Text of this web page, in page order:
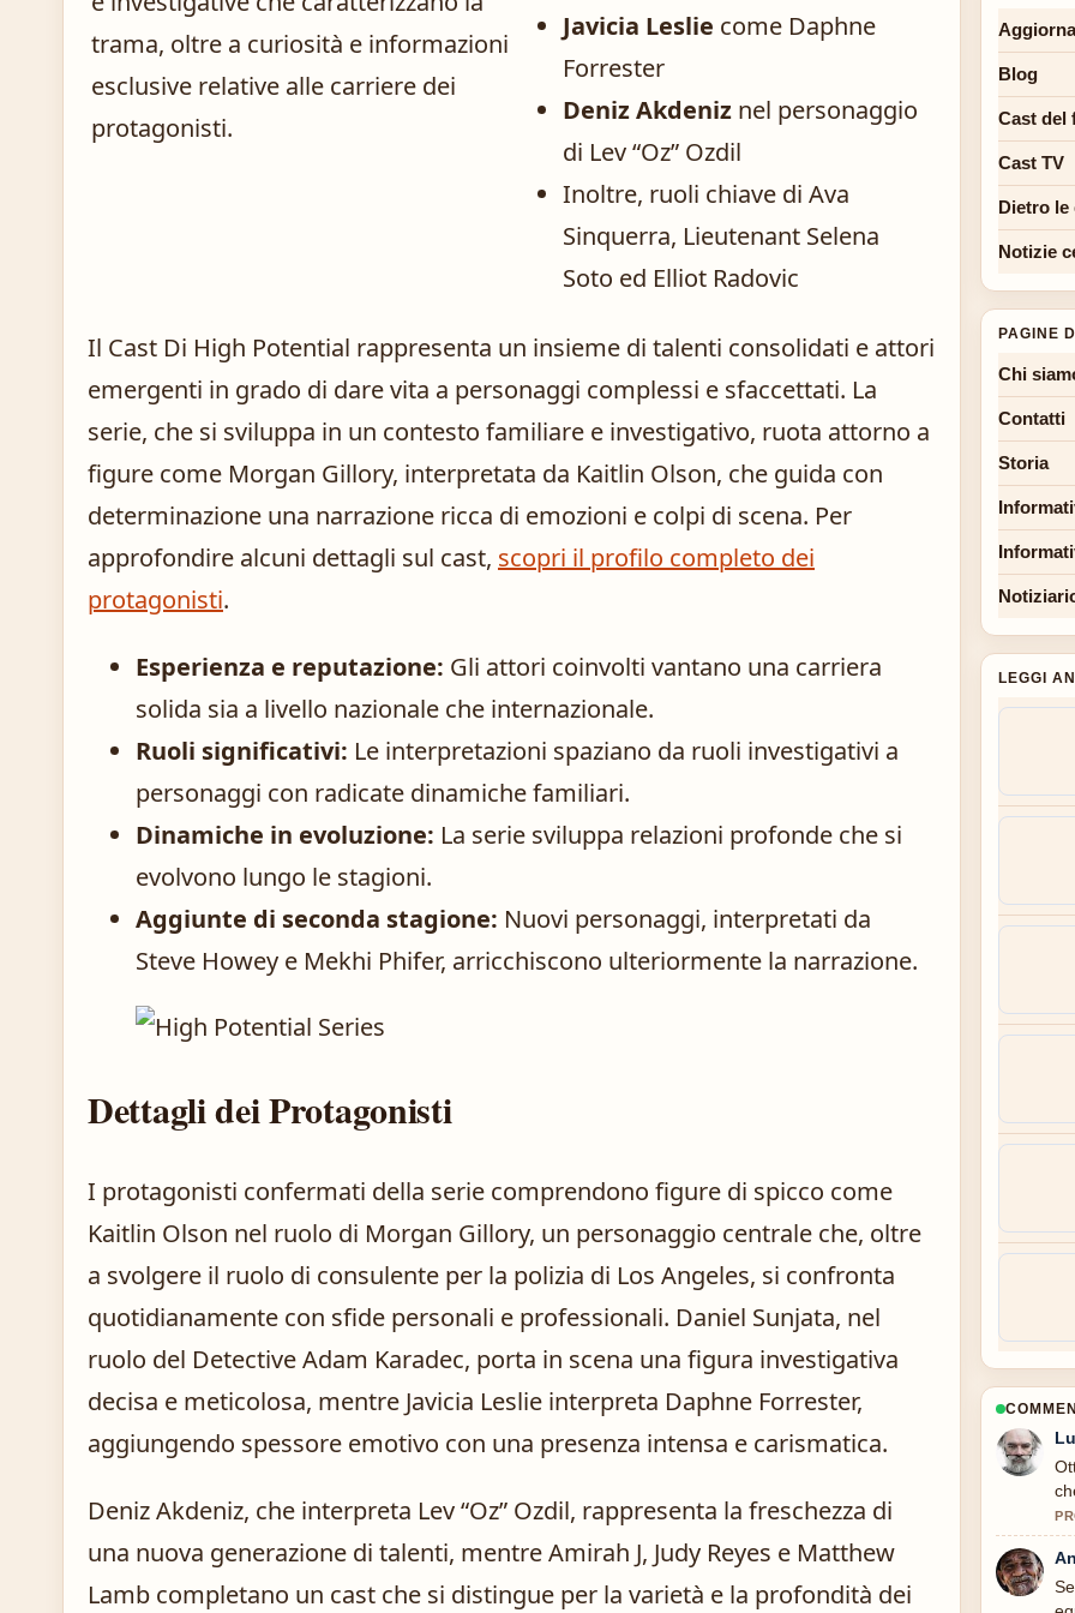
trama, oltre a curiosità e informazioni
esclusive relative alle carriere dei
protagonisti.
Javicia Leslie come Daphne
Forrester
Deniz Akdeniz nel personaggio
di Lev “Oz” Ozdil
Inoltre, ruoli chiave di Ava
Sinquerra, Lieutenant Selena
Soto ed Elliot Radovic
Il Cast Di High Potential rappresenta un insieme di talenti consolidati e attori
emergenti in grado di dare vita a personaggi complessi e sfaccettati. La
serie, che si sviluppa in un contesto familiare e investigativo, ruota attorno a
figure come Morgan Gillory, interpretata da Kaitlin Olson, che guida con
determinazione una narrazione ricca di emozioni e colpi di scena. Per
approfondire alcuni dettagli sul cast, scopri il profilo completo dei
protagonisti.
Esperienza e reputazione: Gli attori coinvolti vantano una carriera
solida sia a livello nazionale che internazionale.
Ruoli significativi: Le interpretazioni spaziano da ruoli investigativi a
personaggi con radicate dinamiche familiari.
Dinamiche in evoluzione: La serie sviluppa relazioni profonde che si
evolvono lungo le stagioni.
Aggiunte di seconda stagione: Nuovi personaggi, interpretati da
Steve Howey e Mekhi Phifer, arricchiscono ulteriormente la narrazione.
Dettagli dei Protagonisti
I protagonisti confermati della serie comprendono figure di spicco come
Kaitlin Olson nel ruolo di Morgan Gillory, un personaggio centrale che, oltre
a svolgere il ruolo di consulente per la polizia di Los Angeles, si confronta
quotidianamente con sfide personali e professionali. Daniel Sunjata, nel
ruolo del Detective Adam Karadec, porta in scena una figura investigativa
decisa e meticolosa, mentre Javicia Leslie interpreta Daphne Forrester,
aggiungendo spessore emotivo con una presenza intensa e carismatica.
Deniz Akdeniz, che interpreta Lev “Oz” Ozdil, rappresenta la freschezza di
una nuova generazione di talenti, mentre Amirah J, Judy Reyes e Matthew
Lamb completano un cast che si distingue per la varietà e la profondità dei
Blog
Cast del
Cast TV
Dietro le
Notizie
PAGINE
Chi
Contatti
Storia
LEGGI